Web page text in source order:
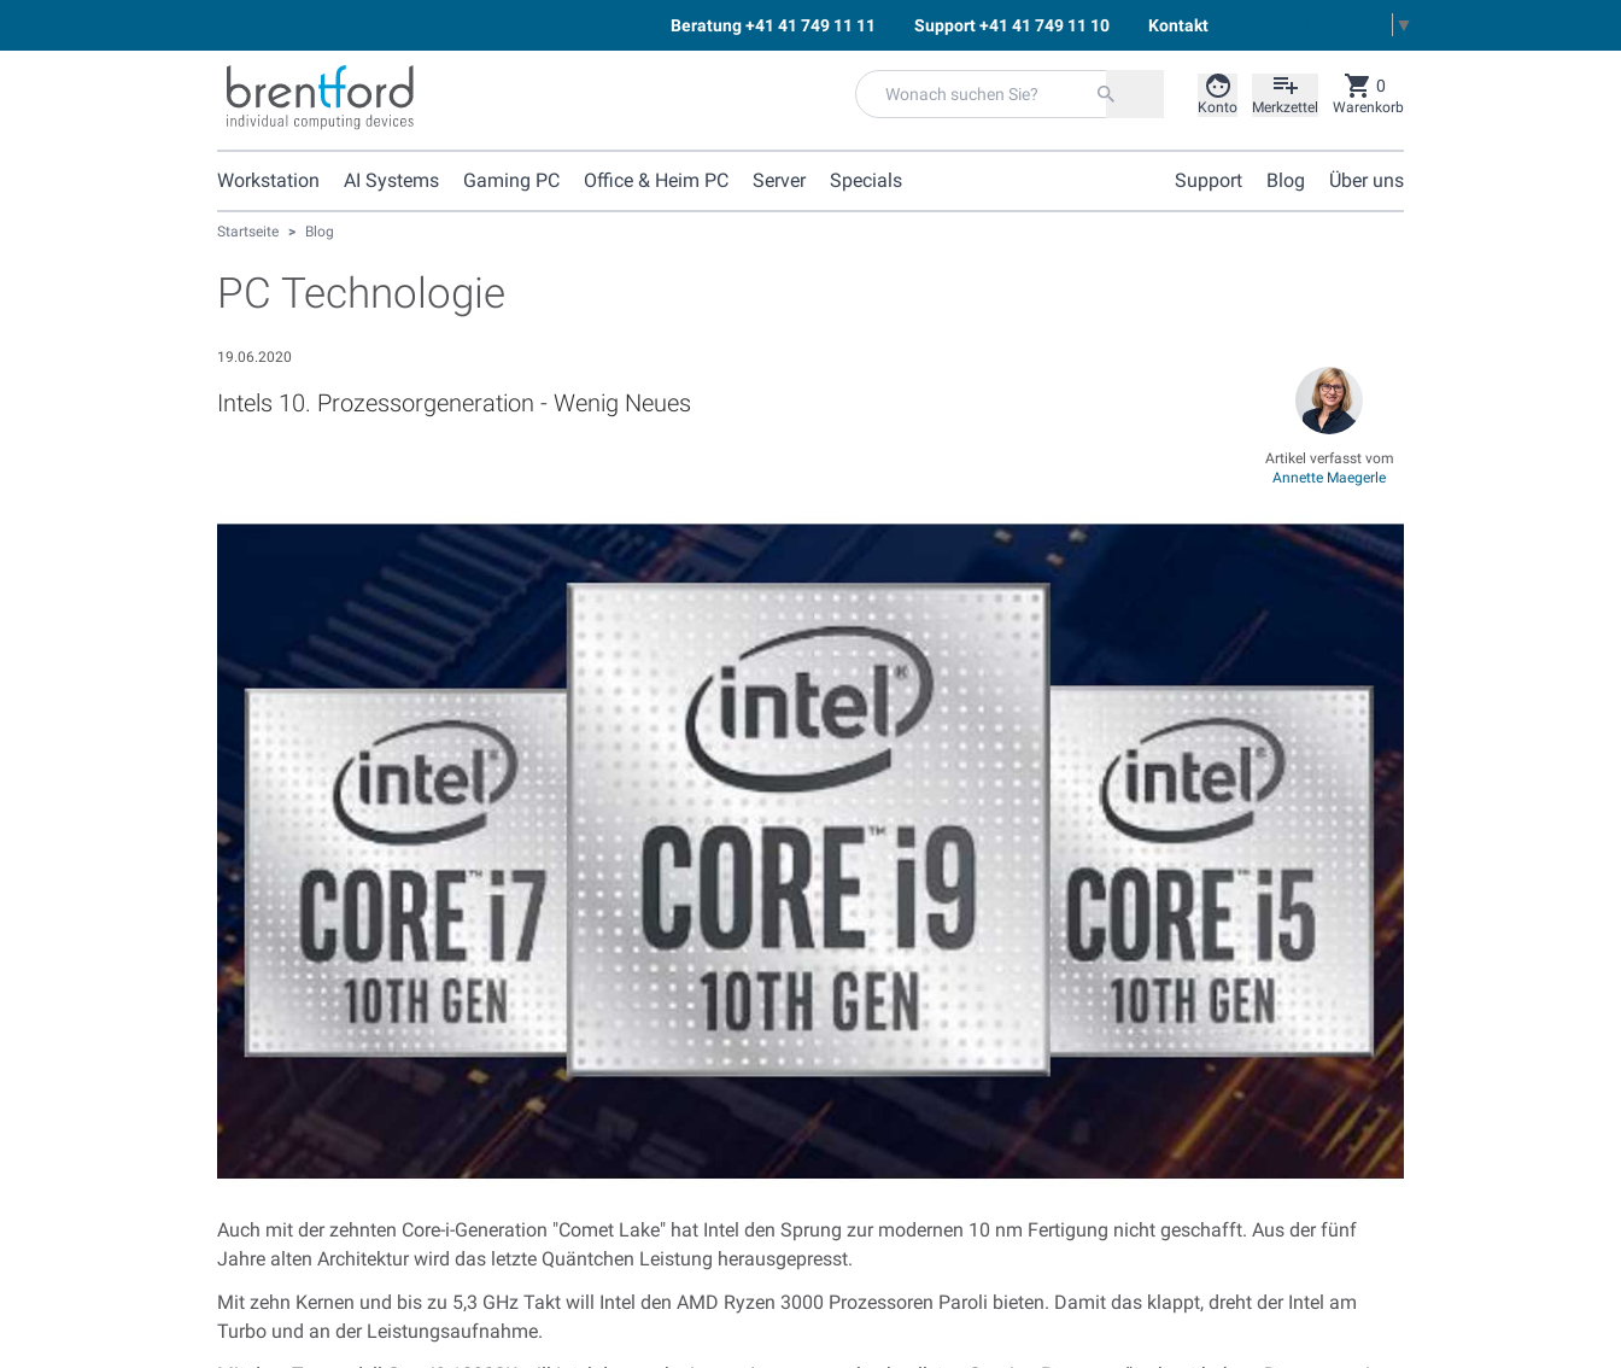
Beratung+41 41 749 11 11 Support+41 41 749 11 10 Kontakt ▼
Konto Merkzettel Warenkorb
0
Workstation AI Systems Gaming PC Office & Heim PC Server Specials Support Blog Über uns
Startseite > Blog
PC Technologie
19.06.2020
Intels 10. Prozessorgeneration - Wenig Neues
Artikel verfasst vom
Annette Maegerle
Auch mit der zehnten Core-i-Generation "Comet Lake" hat Intel den Sprung zur modernen 10 nm Fertigung nicht geschafft. Aus der fünf
Jahre alten Architektur wird das letzte Quäntchen Leistung herausgepresst.
Mit zehn Kernen und bis zu 5,3 GHz Takt will Intel den AMD Ryzen 3000 Prozessoren Paroli bieten. Damit das klappt, dreht der Intel am
Turbo und an der Leistungsaufnahme.